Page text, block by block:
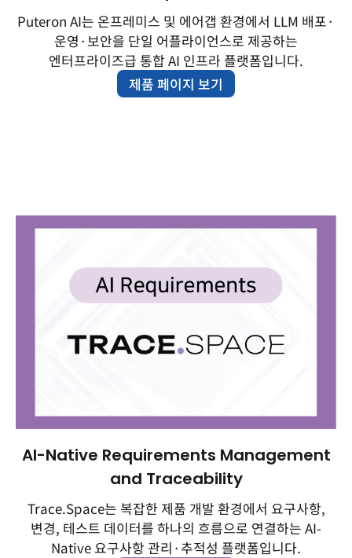
Puteron AI는 온프레미스 및 에어갭 환경에서 LLM 배포·
운영·보안을 단일 어플라이언스로 제공하는
엔터프라이즈급 통합 AI 인프라 플랫폼입니다.
제품 페이지 보기
AI-Native Requirements Management
and Traceability
Trace.Space는 복잡한 제품 개발 환경에서 요구사항,
변경, 테스트 데이터를 하나의 흐름으로 연결하는 AI-
Native 요구사항 관리·추적성 플랫폼입니다.